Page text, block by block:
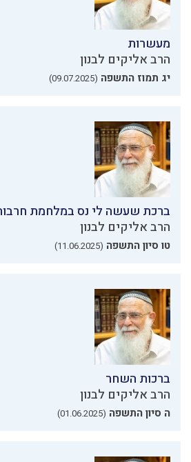
מעשרות
הרב אליקים לבנון
יג תמוז התשפה (09.07.2025)
ברכת שעשה לי נס במלחמת
הרב אליקים לבנון
טו סיון התשפה (11.06.2025)
ברכות השחר
הרב אליקים לבנון
ה סיון התשפה (01.06.2025)